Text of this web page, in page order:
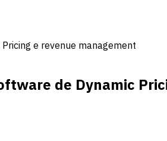
e revenue management
de Dynamic